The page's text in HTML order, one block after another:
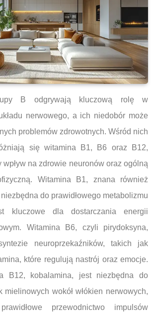
B odgrywają kluczową rolę w
nerwowego, a ich niedobór może
problemów zdrowotnych. Wśród nich
się witamina B1, B6 oraz B12,
wpływ na zdrowie neuronów oraz ogólną
Witamina B1, znana również
do prawidłowego metabolizmu
kluczowe dla dostarczania energii
Witamina B6, czyli pirydoksyna,
neuroprzekaźników, takich jak
które regulują nastrój oraz emocje.
B12, kobalamina, jest niezbędna do
mielinowych wokół włókien nerwowych,
przewodnictwo impulsów